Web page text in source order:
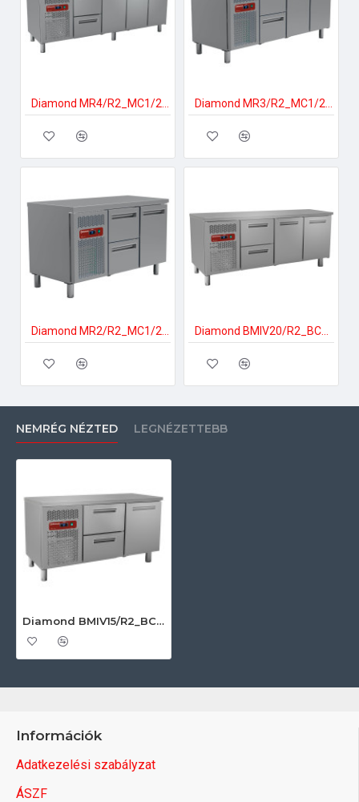
Diamond BMIV20/R2_BC1/2-TP Ipari hűtött munkaasztal
NEMRÉG NÉZTED LEGNÉZETTEBB
Diamond BMIV15/R2_BC1/2-TP Ipari hűtött munkaasztal
Információk
Adatkezelési szabályzat
ÁSZF